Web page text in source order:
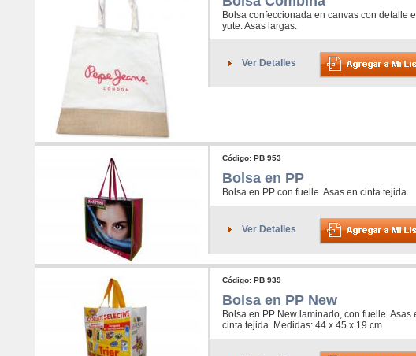
Bolsa confeccionada en canvas con detalle
yute. Asas largas.
Ver Detalles
Código: PB 953
Bolsa en PP
Bolsa en PP con fuelle. Asas en cinta tejida.
Ver Detalles
Código: PB 939
Bolsa en PP New
Bolsa en PP New laminado, con fuelle. Asas
cinta tejida. Medidas: 44 x 45 x 19 cm